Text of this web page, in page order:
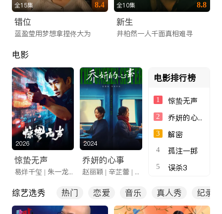
全15集 8.4
错位
蓝盈莹用梦想拿捏佟大为
全10集 8.8
新生
井柏然一人千面真相难寻
电影
2026
惊蛰无声
易烊千玺 | 朱一龙 | 无声交锋
2024
乔妍的心事
赵丽颖 | 辛芷蕾 | 姐妹重逢
电影排行榜
1 惊蛰无声
2 乔妍的心事
3 解密
4 孤注一掷
5 误杀3
综艺选秀 热门 恋爱 音乐 真人秀 纪录片